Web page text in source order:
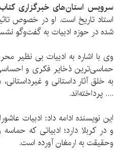
سرویس استان‌های خبرگزاری کتاب
استاد تاریخ است. او در خصوص
شده در حوزه ادبیات به گفت‌وگو
وی با اشاره به ادبیات بی نظیر
حماسی‌ترین ذخایر فکری و
به خلق آثار داستانی و
.... پرداخته‌اند.
این نویسنده ادامه داد: ادبیات
و در کربلا دارد؛ ادبیاتی که
وحقیقت به ارمغان آورده است.